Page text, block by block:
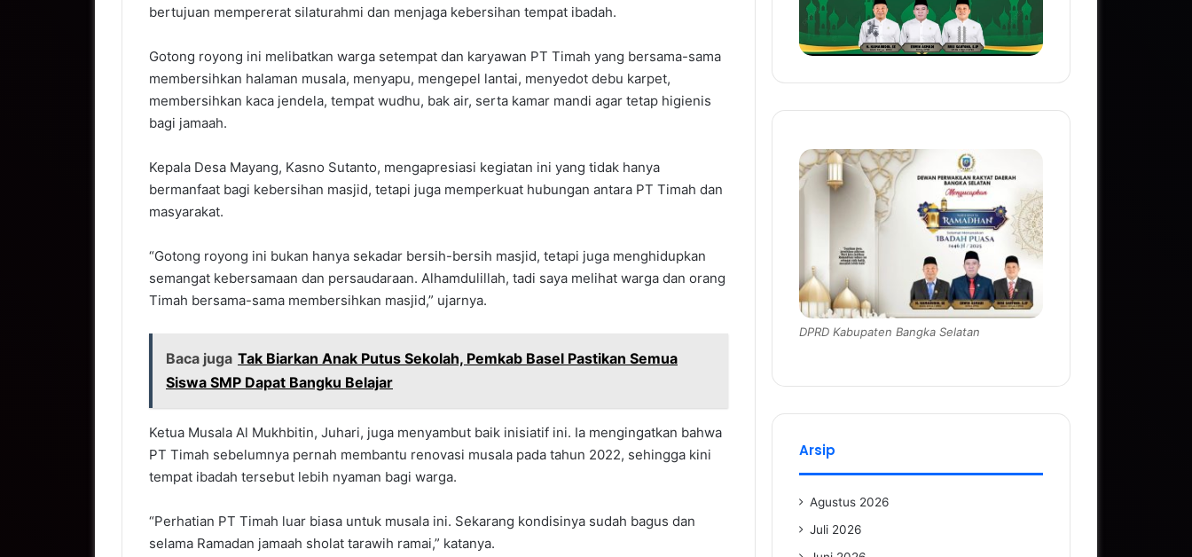
bertujuan mempererat silaturahmi dan menjaga kebersihan tempat ibadah.
Gotong royong ini melibatkan warga setempat dan karyawan PT Timah yang bersama-sama
membersihkan halaman musala, menyapu, mengepel lantai, menyedot debu karpet,
membersihkan kaca jendela, tempat wudhu, bak air, serta kamar mandi agar tetap higienis
bagi jamaah.
Kepala Desa Mayang, Kasno Sutanto, mengapresiasi kegiatan ini yang tidak hanya
bermanfaat bagi kebersihan masjid, tetapi juga memperkuat hubungan antara PT Timah dan
masyarakat.
“Gotong royong ini bukan hanya sekadar bersih-bersih masjid, tetapi juga menghidupkan
semangat kebersamaan dan persaudaraan. Alhamdulillah, tadi saya melihat warga dan orang
Timah bersama-sama membersihkan masjid,” ujarnya.
Baca juga Tak Biarkan Anak Putus Sekolah, Pemkab Basel Pastikan Semua
Siswa SMP Dapat Bangku Belajar
Ketua Musala Al Mukhbitin, Juhari, juga menyambut baik inisiatif ini. Ia mengingatkan bahwa
PT Timah sebelumnya pernah membantu renovasi musala pada tahun 2022, sehingga kini
tempat ibadah tersebut lebih nyaman bagi warga.
“Perhatian PT Timah luar biasa untuk musala ini. Sekarang kondisinya sudah bagus dan
selama Ramadan jamaah sholat tarawih ramai,” katanya.
DPRD Kabupaten Bangka Selatan
Arsip
Agustus 2026
Juli 2026